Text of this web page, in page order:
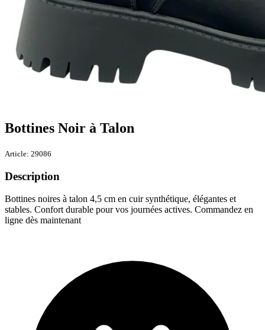
Bottines Noir à Talon
Article: 29086
Description
Bottines noires à talon 4,5 cm en cuir synthétique, élégantes et
stables. Confort durable pour vos journées actives. Commandez en
ligne dès maintenant